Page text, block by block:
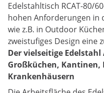
Edelstahltisch RCAT-80/
hohen Anforderungen in
wie z.B. in Outdoor
zweistufiges Design eine
Der vielseitige
Großküchen, Kantinen,
Krankenhäusern